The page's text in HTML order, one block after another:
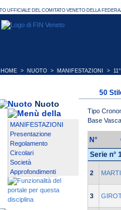
HOME > NUOTO > MANIFESTAZIONI >
Nuoto
MANIFESTAZIONI
Presentazione
Regolamento
Circolari
Società
Approfondimenti
50
Tipo
Base
N°
Serie n°
2
3